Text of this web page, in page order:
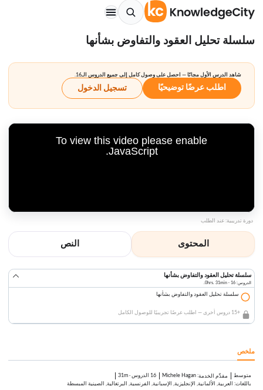
سلسلة تحليل العقود والتفاوض بشأنها
شاهد الدرس الأول مجانًا — احصل على وصول كامل إلى جميع الدروس الـ16.
اطلب عرضًا توضيحيًا تسجيل الدخول
To view this video please enable
JavaScript.
دورة تدريبية: عند الطلب
المحتوى النص
سلسلة تحليل العقود والتفاوض بشأنها
الدروس: 16 · 0hrs. 31min.
سلسلة تحليل العقود والتفاوض بشأنها
+15 دروس أخرى — اطلب عرضًا تجريبيًا للوصول الكامل
ملخص
متوسط مقدِّم الخدمة:
Michele Hagan 16 الدروس ·
31m
باللغات: العربية, الألمانية, الإنجليزية, الإسبانية, الفرنسية, البرتغالية, الصينية المبسطة